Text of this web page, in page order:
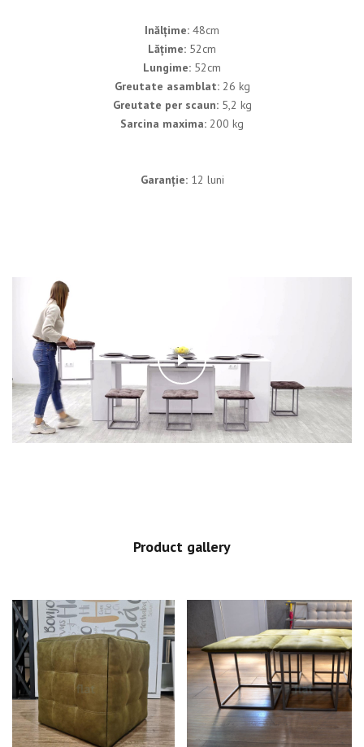
Inălțime: 48cm
Lățime: 52cm
Lungime: 52cm
Greutate asamblat: 26 kg
Greutate per scaun: 5,2 kg
Sarcina maxima: 200 kg
Garanție:12 luni
Product gallery